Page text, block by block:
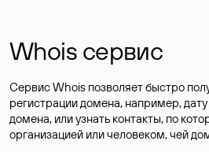
Whois сервис
Сервис Whois позволяет быстро
регистрации домена, например,
домена, или узнать контакты, по
организацией или человеком, чей